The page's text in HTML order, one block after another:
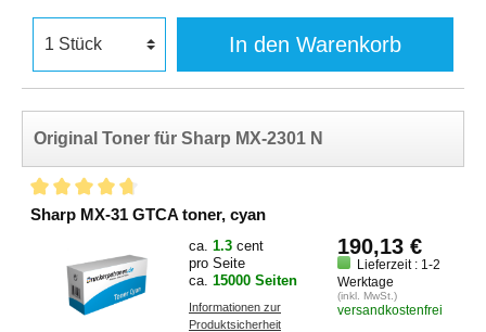
In den Warenkorb
Original Toner für Sharp MX-2301 N
Sharp MX-31 GTCA toner, cyan
ca. 1.3 cent
pro Seite
ca. 15000 Seiten
Informationen zur
Produktsicherheit
190,13 €
Lieferzeit : 1-2
Werktage
(inkl. MwSt.)
versandkostenfrei